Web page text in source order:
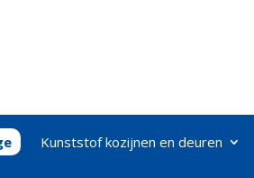
Kunststof kozijnen en deuren